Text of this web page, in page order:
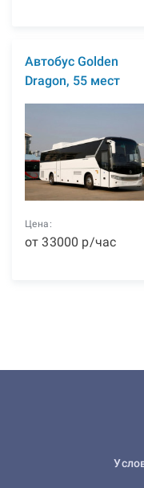
Автобус Golden
Dragon, 55 мест
Цена:
от33000 р/час